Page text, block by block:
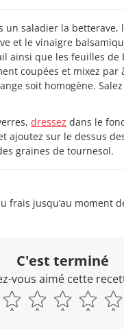
un saladier la betterave,
et le vinaigre
ainsi que les feuilles de
coupées et mixez par
soit homogène.
dressez dans le
ajoutez sur le dessus
graines de tournesol.
frais jusqu’au moment
C'est terminé
vous aimé cette